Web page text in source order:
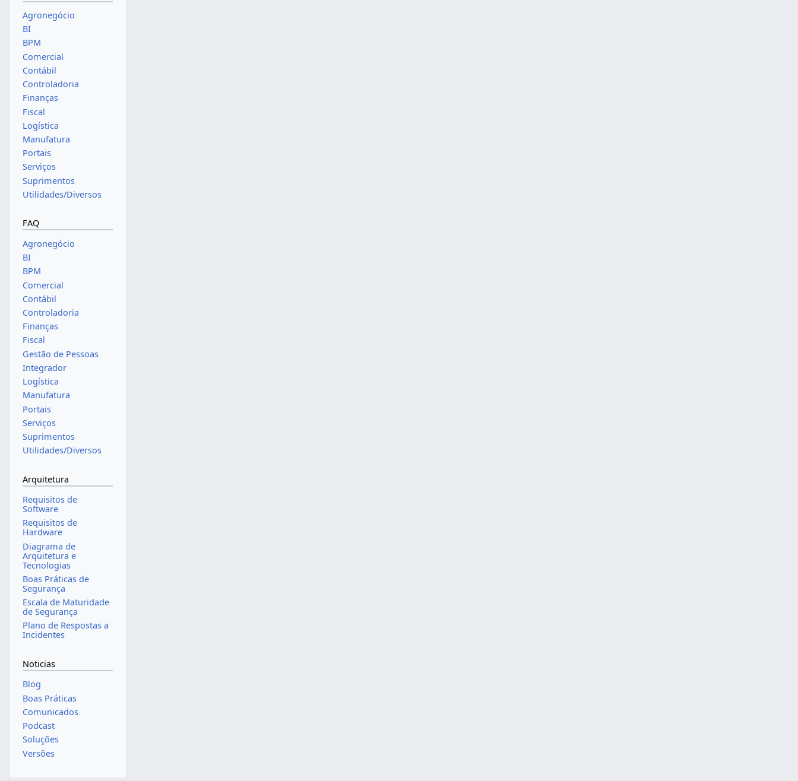
Agronegócio
BI
BPM
Comercial
Contábil
Controladoria
Finanças
Fiscal
Logística
Manufatura
Portais
Serviços
Suprimentos
Utilidades/Diversos
FAQ
Agronegócio
BI
BPM
Comercial
Contábil
Controladoria
Finanças
Fiscal
Gestão de Pessoas
Integrador
Logística
Manufatura
Portais
Serviços
Suprimentos
Utilidades/Diversos
Arquitetura
Requisitos de
Software
Requisitos de
Hardware
Diagrama de
Arquitetura e
Tecnologias
Boas Práticas de
Segurança
Escala de Maturidade
de Segurança
Plano de Respostas a
Incidentes
Noticias
Blog
Boas Práticas
Comunicados
Podcast
Soluções
Versões